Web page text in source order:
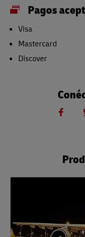
Pagos
Visa
Mastercard
Discover